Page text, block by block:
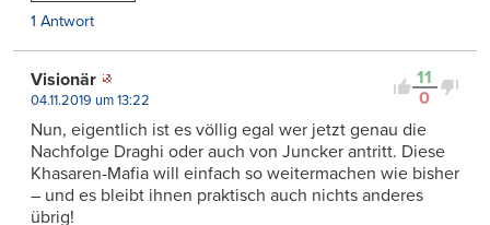
1 Antwort
11
0
Visionär
04.11.2019 um 13:22
Nun, eigentlich ist es völlig egal wer jetzt genau die
Nachfolge Draghi oder auch von Juncker antritt. Diese
Khasaren-Mafia will einfach so weitermachen wie bisher
– und es bleibt ihnen praktisch auch nichts anderes
übrig!